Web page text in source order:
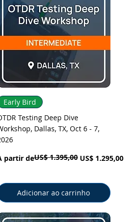
Visualização rápida
Early Bird
Testing Deep Dive
Dallas, TX, Oct 6 - 7,
partir de
normalUS$ 1.395,00 US$ 1.295,00
promocional
Adicionar ao carrinho